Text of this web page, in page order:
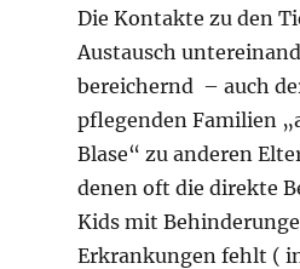
Die Kontakte zu den
Austausch
bereichernd – auch
pflegenden Familien
Blase“ zu anderen
denen oft die direkte
Kids mit
Erkrankungen fehlt (